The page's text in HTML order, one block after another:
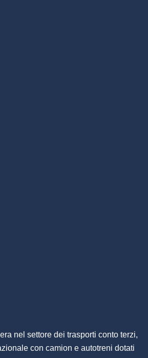
nel settore dei trasporti conto terzi,
con camion e autotreni dotati